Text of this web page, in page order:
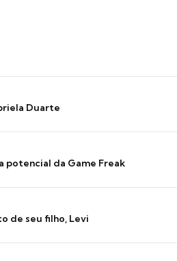
Duarte
potencial da Game Freak
de seu filho, Levi